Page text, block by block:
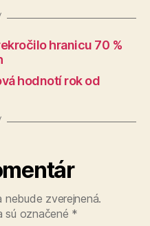
hranicu 70 %
hodnotí rok od
nebude zverejnená.
sú označené *